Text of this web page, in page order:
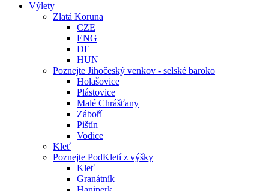
Výlety
Zlatá Koruna
CZE
ENG
DE
HUN
Poznejte Jihočeský venkov - selské baroko
Holašovice
Plástovice
Malé Chrášťany
Záboří
Pištín
Vodice
Kleť
Poznejte PodKletí z výšky
Kleť
Granátník